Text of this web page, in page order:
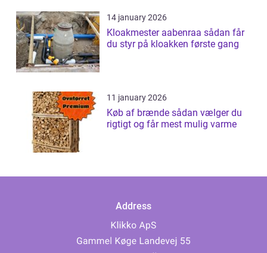
14 january 2026
Kloakmester aabenraa sådan får
du styr på kloakken første gang
11 january 2026
Køb af brænde sådan vælger du
rigtigt og får mest mulig varme
Address